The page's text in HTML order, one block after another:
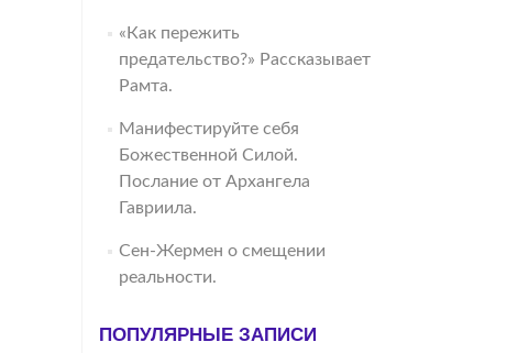
«Как пережить
предательство?» Рассказывает
Рамта.
Манифестируйте себя
Божественной Силой.
Послание от Архангела
Гавриила.
Сен-Жермен о смещении
реальности.
ПОПУЛЯРНЫЕ ЗАПИСИ